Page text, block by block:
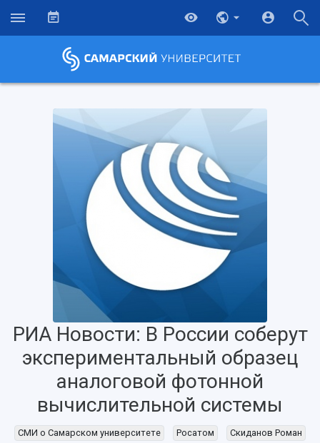
НАЗАД
РИА Новости: В России соберут
экспериментальный образец
аналоговой фотонной
вычислительной системы
СМИ о Самарском университете Росатом
Скиданов Роман